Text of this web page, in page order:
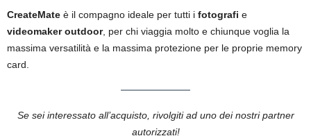
CreateMate è il compagno ideale per tutti i fotografi e
videomaker outdoor, per chi viaggia molto e chiunque voglia la
massima versatilità e la massima protezione per le proprie memory
card.
Se sei interessato all’acquisto, rivolgiti ad uno dei nostri partner
autorizzati!